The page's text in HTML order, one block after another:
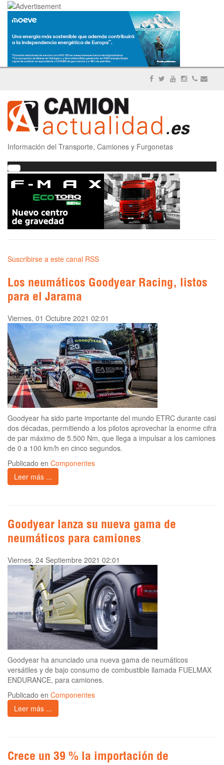
Información del Transporte, Camiones y Furgonetas
Suscribirse a este canal RSS
Los neumáticos Goodyear Racing, listos
para el Jarama
Viernes, 01 Octubre 2021 02:01
Goodyear ha sido parte importante del mundo ETRC durante casi
dos décadas, permitiendo a los pilotos aprovechar la enorme cifra
de par máximo de 5.500 Nm, que llega a impulsar a los camiones
de 0 a 100 km/h en cinco segundos.
Publicado en Componentes
Leer más ...
Goodyear lanza su nueva gama de
neumáticos para camiones
Viernes, 24 Septiembre 2021 02:01
Goodyear ha anunciado una nueva gama de neumáticos
versátiles y de bajo consumo de combustible llamada FUELMAX
ENDURANCE, para camiones.
Publicado en Componentes
Leer más ...
Crece un 39 % la importación de